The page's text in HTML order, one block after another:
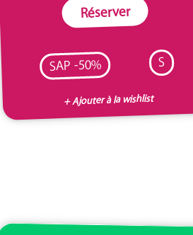
Réserver
SAP -50% S
+ Ajouter à la wishlist